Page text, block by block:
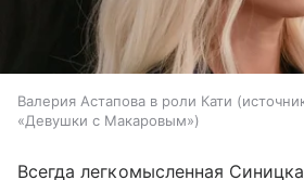
Валерия Астапова в роли Кати
«Девушки с Макаровым»
Всегда легкомысленная